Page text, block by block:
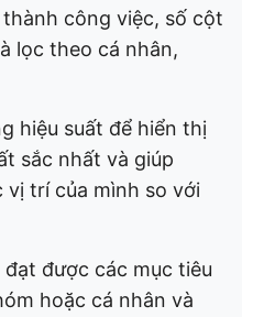
công việc, số cột
lọc theo cá nhân,
hiệu suất để hiển thị
sắc nhất và giúp
vị trí của mình so với
được các mục tiêu
hoặc cá nhân và